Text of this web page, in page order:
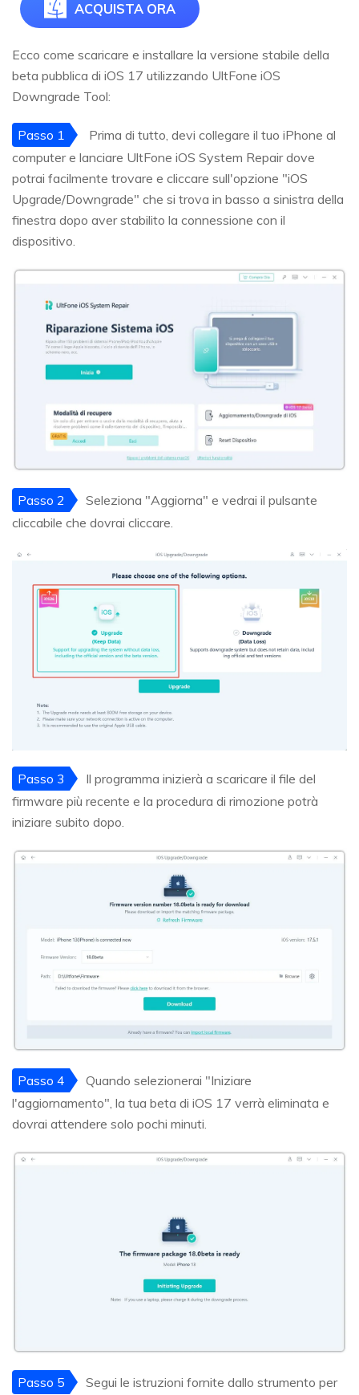
ACQUISTA ORA
Ecco come scaricare e installare la versione stabile della
beta pubblica di iOS 17 utilizzando UltFone iOS
Downgrade Tool:
Passo 1
Prima di tutto, devi collegare il tuo iPhone al
computer e lanciare UltFone iOS System Repair dove
potrai facilmente trovare e cliccare sull'opzione "iOS
Upgrade/Downgrade" che si trova in basso a sinistra della
finestra dopo aver stabilito la connessione con il
dispositivo.
Passo 2
Seleziona "Aggiorna" e vedrai il pulsante
cliccabile che dovrai cliccare.
Passo 3
Il programma inizierà a scaricare il file del
firmware più recente e la procedura di rimozione potrà
iniziare subito dopo.
Passo 4
Quando selezionerai "Iniziare
l'aggiornamento", la tua beta di iOS 17 verrà eliminata e
dovrai attendere solo pochi minuti.
Passo 5 Segui le istruzioni fornite dallo strumento per